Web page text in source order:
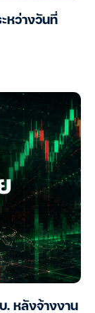
หว่างวันที่
. หลังจ้างงาน